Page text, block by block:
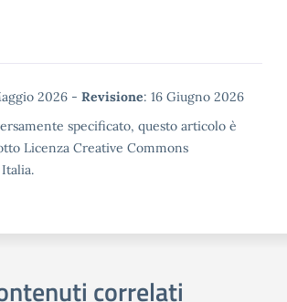
2026 - Revisione: 16 Giugno 2026
specificato, questo articolo è
Licenza Creative Commons
correlati